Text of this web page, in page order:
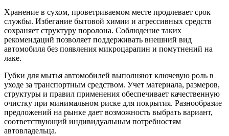
Хранение в сухом, проветриваемом месте продлевает срок
службы. Избегание бытовой химии и агрессивных средств
сохраняет структуру поролона. Соблюдение таких
рекомендаций позволяет поддерживать внешний вид
автомобиля без появления микроцарапин и помутнений на
лаке.
Губки для мытья автомобилей выполняют ключевую роль в
уходе за транспортным средством. Учет материала, размеров,
структуры и правил применения обеспечивает качественную
очистку при минимальном риске для покрытия. Разнообразие
предложений на рынке дает возможность выбрать вариант,
соответствующий индивидуальным потребностям
автовладельца.